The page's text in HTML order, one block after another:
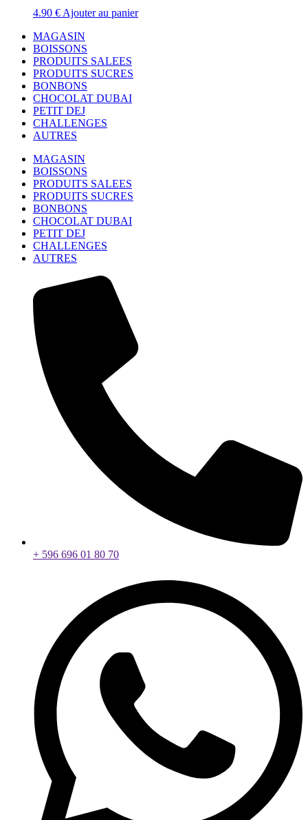
4.90 € Ajouter au panier
MAGASIN
BOISSONS
PRODUITS SALEES
PRODUITS SUCRES
BONBONS
CHOCOLAT DUBAI
PETIT DEJ
CHALLENGES
AUTRES
MAGASIN
BOISSONS
PRODUITS SALEES
PRODUITS SUCRES
BONBONS
CHOCOLAT DUBAI
PETIT DEJ
CHALLENGES
AUTRES
+ 596 696 01 80 70